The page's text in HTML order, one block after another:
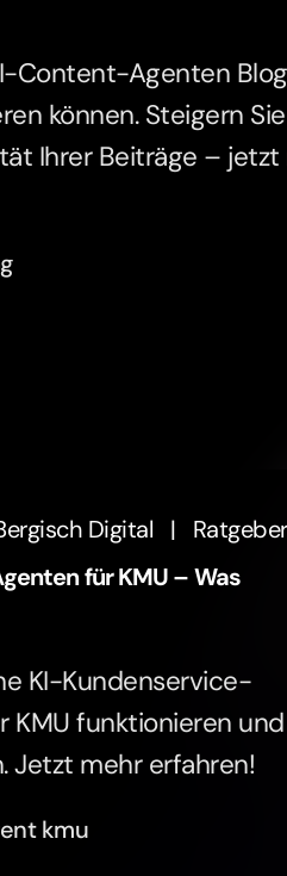
Content-Agenten
können. Steigern
Ihrer Beiträge –
Digital |
Ratgeber
für KMU – Was
KI-Kundenservice-
KMU funktionieren
Jetzt mehr erfahren!
kmu